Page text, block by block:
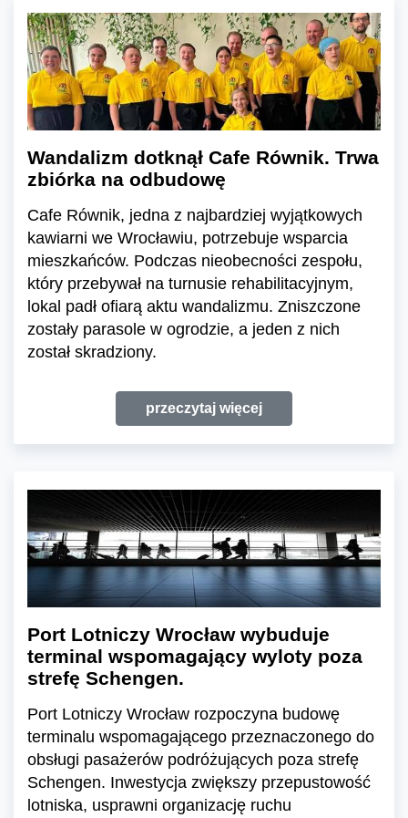
Wandalizm dotknął Cafe Równik. Trwa
zbiórka na odbudowę
Cafe Równik, jedna z najbardziej wyjątkowych
kawiarni we Wrocławiu, potrzebuje wsparcia
mieszkańców. Podczas nieobecności zespołu,
który przebywał na turnusie rehabilitacyjnym,
lokal padł ofiarą aktu wandalizmu. Zniszczone
zostały parasole w ogrodzie, a jeden z nich
został skradziony.
przeczytaj więcej
Port Lotniczy Wrocław wybuduje
terminal wspomagający wyloty poza
strefę Schengen.
Port Lotniczy Wrocław rozpoczyna budowę
terminalu wspomagającego przeznaczonego do
obsługi pasażerów podróżujących poza strefę
Schengen. Inwestycja zwiększy przepustowość
lotniska, usprawni organizację ruchu